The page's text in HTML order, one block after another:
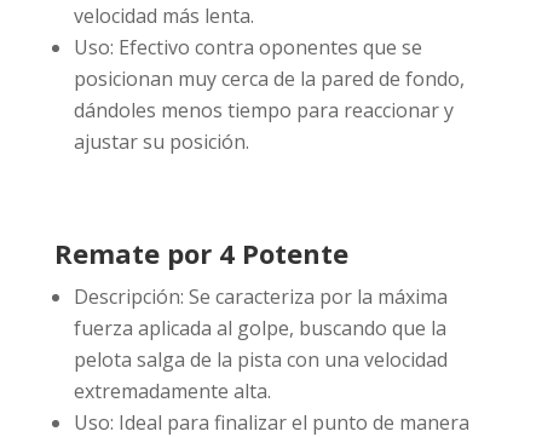
velocidad más lenta.
Uso: Efectivo contra oponentes que se
posicionan muy cerca de la pared de fondo,
dándoles menos tiempo para reaccionar y
ajustar su posición.
Remate por 4 Potente
Descripción: Se caracteriza por la máxima
fuerza aplicada al golpe, buscando que la
pelota salga de la pista con una velocidad
extremadamente alta.
Uso: Ideal para finalizar el punto de manera